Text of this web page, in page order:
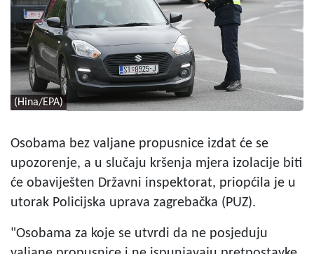
(Hina/EPA)
Osobama bez valjane propusnice izdat će se
upozorenje, a u slučaju kršenja mjera izolacije biti
će obaviješten Državni inspektorat, priopćila je u
utorak Policijska uprava zagrebačka (PUZ).
"Osobama za koje se utvrdi da ne posjeduju